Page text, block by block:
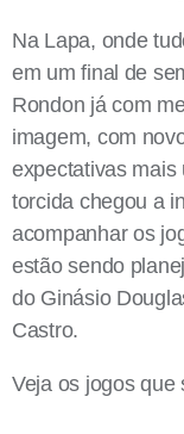
Na Lapa, onde
em um final de
Rondon já com
imagem, com
expectativas mais
torcida chegou a
acompanhar os
estão sendo
do Ginásio
Castro.
Veja os jogos que